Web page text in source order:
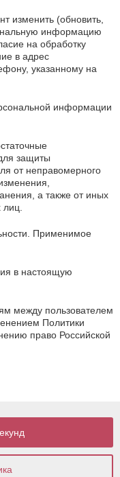
изменить (обновить,
информацию
на обработку
в адрес
указанному на
информации
защиты
от неправомерного
а также от иных
Применимое
в настоящую
между пользователем
Политики
право Российской